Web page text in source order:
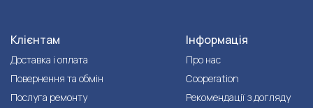
Клієнтам
Доставка і оплата
Повернення та обмін
Послуга ремонту
Інформація
Про нас
Cooperation
Рекомендації з догляду